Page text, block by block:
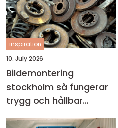
inspiration
10. July 2026
Bildemontering
stockholm så fungerar
trygg och hållbar
bilskrotning